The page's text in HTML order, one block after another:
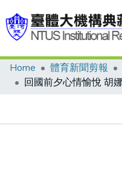
Communities & Collections
Home 體育新聞剪報